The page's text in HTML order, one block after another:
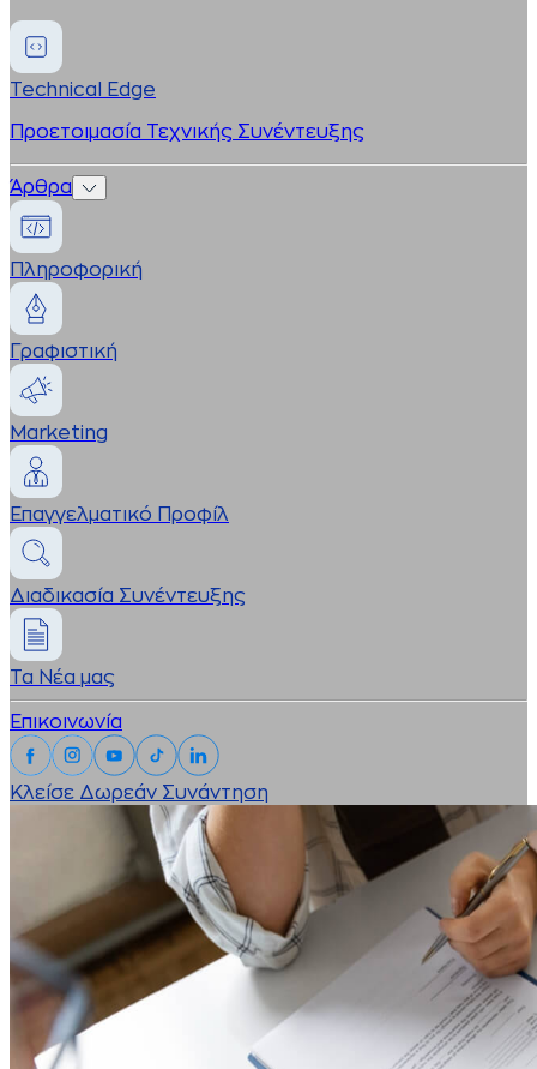
Technical Edge
Προετοιμασία Τεχνικής Συνέντευξης
Άρθρα
Πληροφορική
Γραφιστική
Marketing
Επαγγελματικό Προφίλ
Διαδικασία Συνέντευξης
Τα Νέα μας
Επικοινωνία
Κλείσε Δωρεάν Συνάντηση